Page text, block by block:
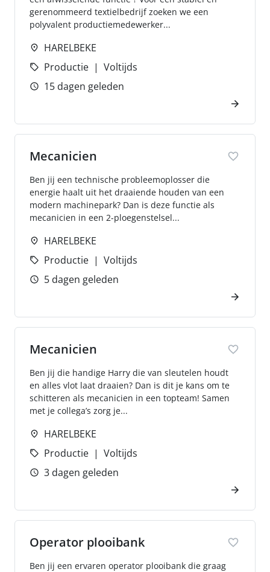
gerenommeerd textielbedrijf zoeken we een
polyvalent productiemedewerker...
HARELBEKE
Productie
Voltijds
15 dagen geleden
Mecanicien
Ben jij een technische probleemoplosser die
energie haalt uit het draaiende houden van een
modern machinepark? Dan is deze functie als
mecanicien in een 2-ploegenstelsel...
HARELBEKE
Productie
Voltijds
5 dagen geleden
Mecanicien
Ben jij die handige Harry die van sleutelen houdt
en alles vlot laat draaien? Dan is dit je kans om te
schitteren als mecanicien in een topteam! Samen
met je collega’s zorg je...
HARELBEKE
Productie
Voltijds
3 dagen geleden
Operator plooibank
Ben jij een ervaren operator plooibank die graag